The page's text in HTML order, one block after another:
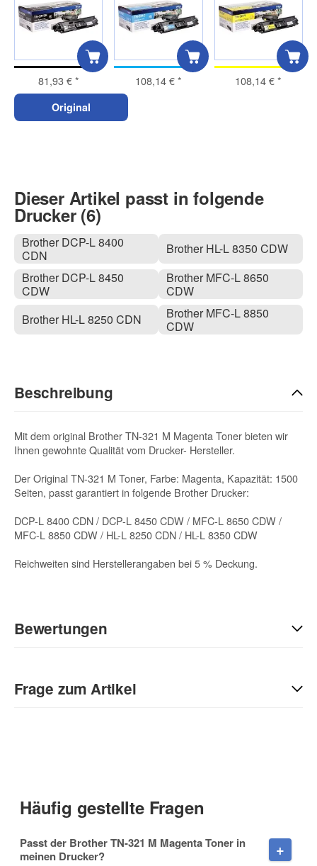
81,93 €* 108,14 €* 108,14 €*
Original
Dieser Artikel passt in folgende
Drucker (6)
Brother DCP-L 8400
CDN
Brother DCP-L 8450
CDW
Brother HL-L 8250 CDN
Brother HL-L 8350 CDW
Brother MFC-L 8650
CDW
Brother MFC-L 8850
CDW
Beschreibung
Mit dem original Brother TN-321 M Magenta Toner bieten wir
Ihnen gewohnte Qualität vom Drucker- Hersteller.
Der Original TN-321 M Toner, Farbe: Magenta, Kapazität: 1500
Seiten, passt garantiert in folgende Brother Drucker:
DCP-L 8400 CDN / DCP-L 8450 CDW / MFC-L 8650 CDW /
MFC-L 8850 CDW / HL-L 8250 CDN / HL-L 8350 CDW
Reichweiten sind Herstellerangaben bei 5 % Deckung.
Bewertungen
Sie Anderen bei der Kaufentscheidung:
Frage zum Artikel
Häufig gestellte Fragen
Passt der Brother TN-321 M Magenta Toner in
meinen Drucker?